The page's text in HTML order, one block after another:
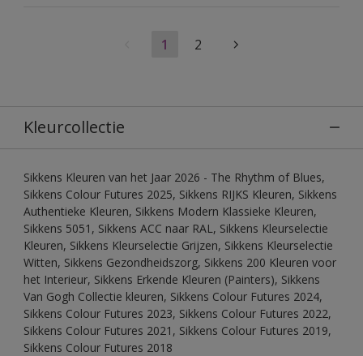
1 2
Kleurcollectie
Sikkens Kleuren van het Jaar 2026 - The Rhythm of Blues,
Sikkens Colour Futures 2025, Sikkens RIJKS Kleuren, Sikkens
Authentieke Kleuren, Sikkens Modern Klassieke Kleuren,
Sikkens 5051, Sikkens ACC naar RAL, Sikkens Kleurselectie
Kleuren, Sikkens Kleurselectie Grijzen, Sikkens Kleurselectie
Witten, Sikkens Gezondheidszorg, Sikkens 200 Kleuren voor
het Interieur, Sikkens Erkende Kleuren (Painters), Sikkens
Van Gogh Collectie kleuren, Sikkens Colour Futures 2024,
Sikkens Colour Futures 2023, Sikkens Colour Futures 2022,
Sikkens Colour Futures 2021, Sikkens Colour Futures 2019,
Sikkens Colour Futures 2018